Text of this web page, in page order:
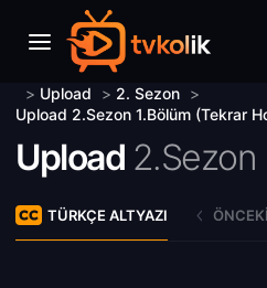
> Upload > 2. Sezon >
Upload 2.Sezon 1.Bölüm (Tekrar
Upload 2.Sezon
TÜRKÇE ALTYAZI